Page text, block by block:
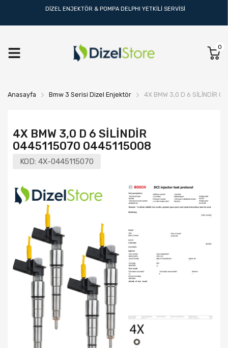
DİZEL ENJEKTÖR & POMPA DELPHI YETKİLİ SERVİSİ
0
Anasayfa Bmw 3 Serisi Dizel Enjektör 4X BMW 3,0 D 6 SİLİNDİR
4X BMW 3,0 D 6 SİLİNDİR
0445115070 0445115008
KOD: 4X-0445115070